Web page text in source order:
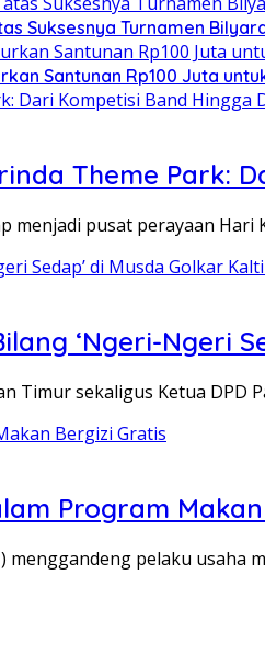
Suksesnya Turnamen Bilyard
Santunan Rp100 Juta
Theme Park:
menjadi pusat perayaan
‘Ngeri-Ngeri
Timur sekaligus Ketua DPD
Program
menggandeng pelaku usaha